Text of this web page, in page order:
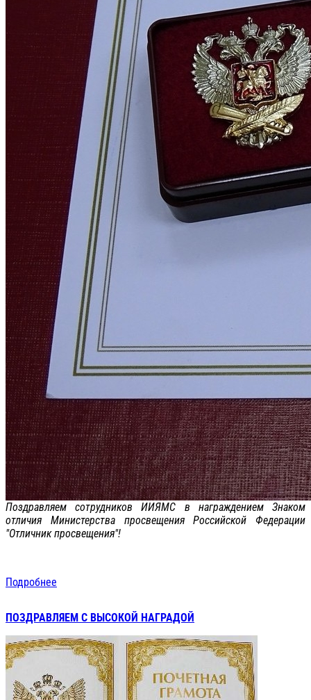
Поздравляем сотрудников ИИЯМС в награждением Знаком
отличия Министерства просвещения Российской Федерации
"Отличник просвещения"!
Подробнее
ПОЗДРАВЛЯЕМ С ВЫСОКОЙ НАГРАДОЙ